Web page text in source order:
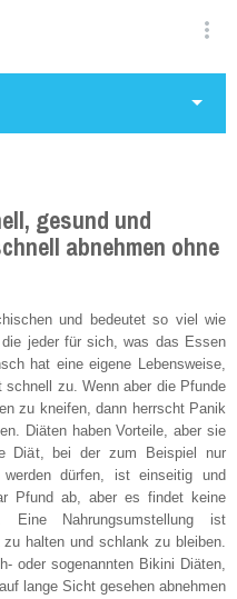
gesund und
abnehmen ohne
und bedeutet so viel wie
jeder für sich, was das Essen
hat eine eigene Lebensweise,
zu. Wenn aber die Pfunde
zu kneifen, dann herrscht Panik
Diäten haben Vorteile, aber sie
Diät, bei der zum Beispiel nur
werden dürfen, ist einseitig und
Pfund ab, aber es findet keine
Eine Nahrungsumstellung ist
halten und schlank zu bleiben.
oder sogenannten Bikini Diäten,
lange Sicht gesehen abnehmen